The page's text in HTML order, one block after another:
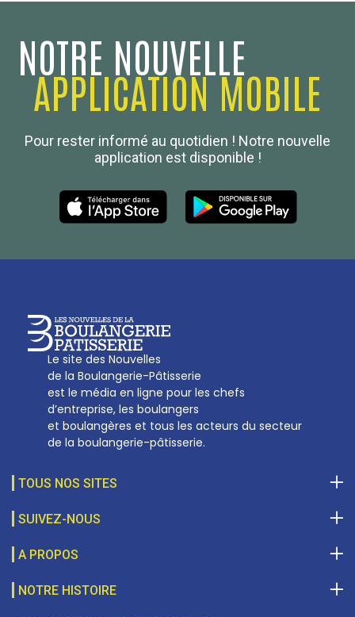
NOTRE NOUVELLE
APPLICATION MOBILE
Pour rester informé au quotidien ! Notre nouvelle
application est disponible !
Le site des Nouvelles
de la Boulangerie-Pâtisserie
est le média en ligne pour les chefs
d’entreprise, les boulangers
et boulangères et tous les acteurs du secteur
de la boulangerie-pâtisserie.
TOUS NOS SITES
Boulanger de France
SUIVEZ-NOUS
A PROPOS
Les Nouvelles de la Boulangerie-Pâtisserie Française
27, av d’Eylau - 75782 Paris Cédex 16
01 53 70 16 25
NOTRE HISTOIRE